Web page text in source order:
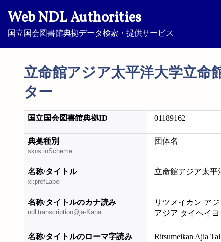
Web NDL Authorities
国立国会図書館典拠データ検索・提供サービス
立命館アジア太平洋大学立命
ター
国立国会図書館典拠ID 01189162
典拠種別
skos:inScheme
団体名
名称/タイトル
xl:prefLabel
立命館アジア太平
名称/タイトルのカナ読み
ndl:transcription@ja-Kana
リツメイカン ア
アジア タイヘイ
名称/タイトルのローマ字読み
Ritsumeikan Ajia